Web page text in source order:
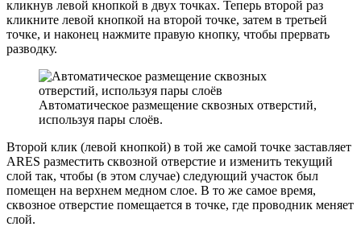
кликнув левой кнопкой в двух точках. Теперь второй раз
кликните левой кнопкой на второй точке, затем в третьей
точке, и наконец нажмите правую кнопку, чтобы прервать
разводку.
Автоматическое размещение сквозных отверстий,
используя пары слоёв.
Второй клик (левой кнопкой) в той же самой точке заставляет
ARES разместить сквозной отверстие и изменить текущий
слой так, чтобы (в этом случае) следующий участок был
помещен на верхнем медном слое. В то же самое время,
сквозное отверстие помещается в точке, где проводник меняет
слой.